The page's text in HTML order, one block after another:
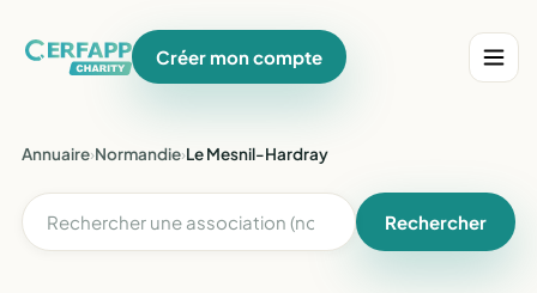
Créer mon compte
Annuaire›Normandie›Le Mesnil-Hardray
Rechercher